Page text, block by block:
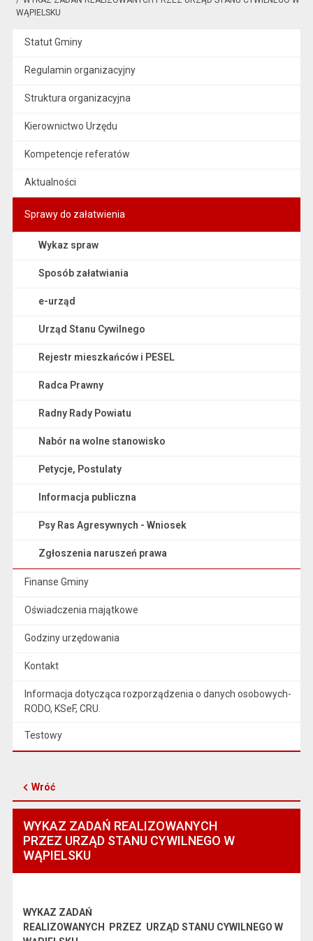
WĄPIELSKU
Statut Gminy
Regulamin organizacyjny
Struktura organizacyjna
Kierownictwo Urzędu
Kompetencje referatów
Aktualności
Sprawy do załatwienia
Wykaz spraw
Sposób załatwiania
e-urząd
Urząd Stanu Cywilnego
Rejestr mieszkańców i PESEL
Radca Prawny
Radny Rady Powiatu
Nabór na wolne stanowisko
Petycje, Postulaty
Informacja publiczna
Psy Ras Agresywnych - Wniosek
Zgłoszenia naruszeń prawa
Finanse Gminy
Oświadczenia majątkowe
Godziny urzędowania
Kontakt
Informacja dotycząca rozporządzenia o danych osobowych-
RODO, KSeF, CRU.
Testowy
Wróć
WYKAZ ZADAŃ REALIZOWANYCH
PRZEZ URZĄD STANU CYWILNEGO W
WĄPIELSKU
WYKAZ ZADAŃ
REALIZOWANYCH PRZEZ URZĄD STANU CYWILNEGO W